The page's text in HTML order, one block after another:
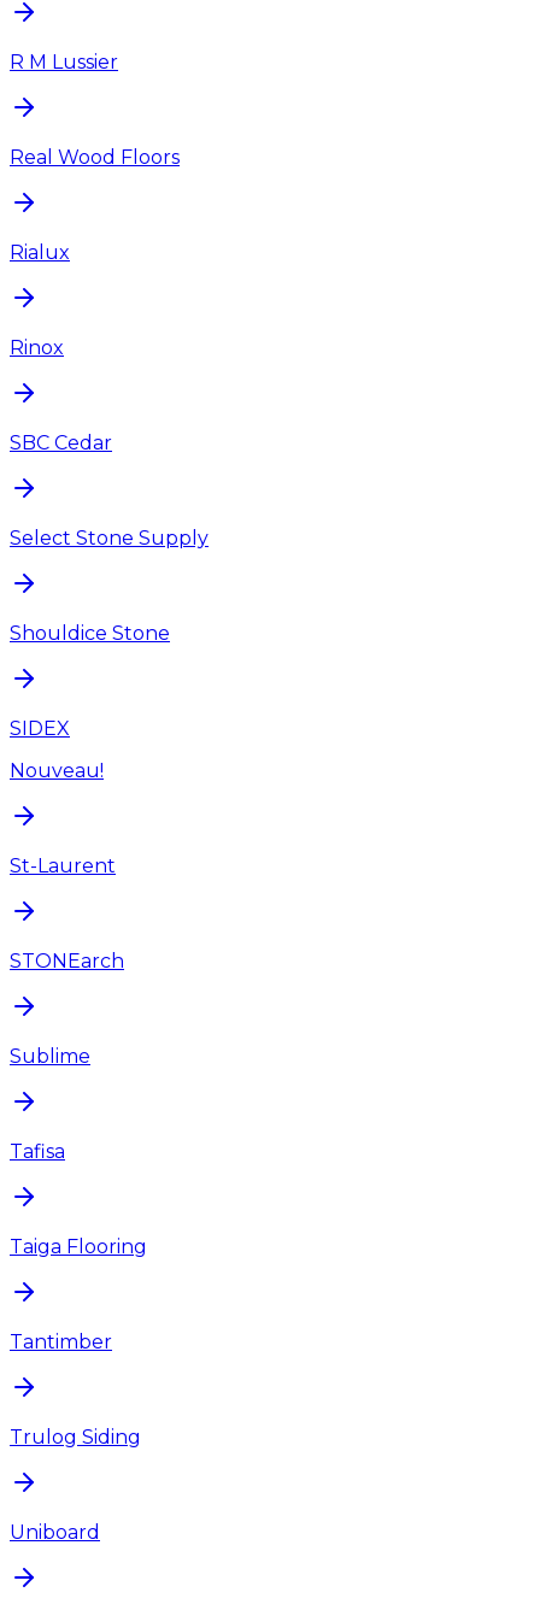
R M Lussier
Real Wood Floors
Rialux
Rinox
SBC Cedar
Select Stone Supply
Shouldice Stone
SIDEX
Nouveau!
St-Laurent
STONEarch
Sublime
Tafisa
Taiga Flooring
Tantimber
Trulog Siding
Uniboard